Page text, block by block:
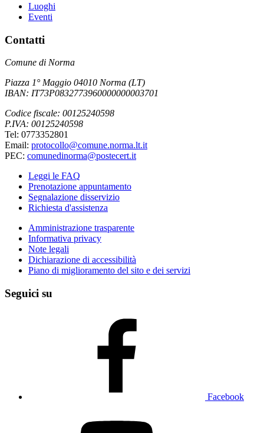
Luoghi
Eventi
Contatti
Comune di Norma
Piazza 1° Maggio 04010 Norma (LT)
IBAN: IT73P0832773960000000003701
Codice fiscale: 00125240598
P.IVA: 00125240598
Tel: 0773352801
Email: protocollo@comune.norma.lt.it
PEC: comunedinorma@postecert.it
Leggi le FAQ
Prenotazione appuntamento
Segnalazione disservizio
Richiesta d'assistenza
Amministrazione trasparente
Informativa privacy
Note legali
Dichiarazione di accessibilità
Piano di miglioramento del sito e dei servizi
Seguici su
Facebook